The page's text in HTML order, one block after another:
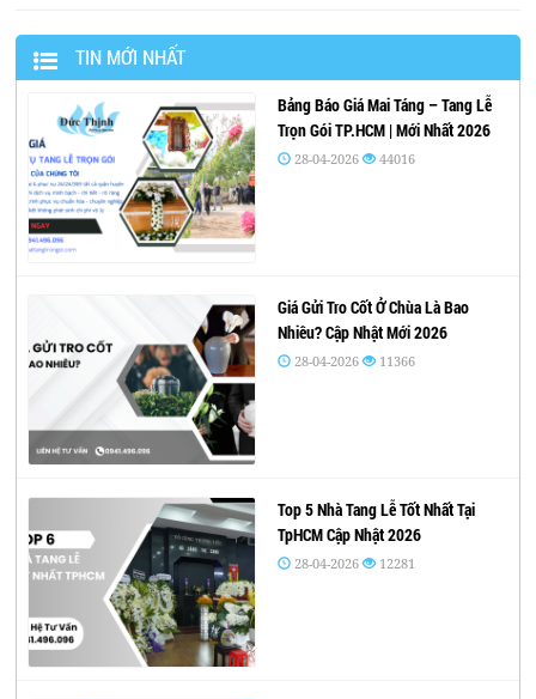
TIN MỚI NHẤT
Bảng Báo Giá Mai Táng – Tang Lễ
Trọn Gói TP.HCM | Mới Nhất 2026
28-04-2026 44016
Giá Gửi Tro Cốt Ở Chùa Là Bao
Nhiêu? Cập Nhật Mới 2026
28-04-2026 11366
Top 5 Nhà Tang Lễ Tốt Nhất Tại
TpHCM Cập Nhật 2026
28-04-2026 12281